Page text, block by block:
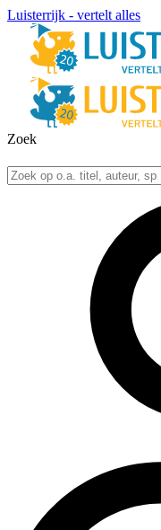
Luisterrijk - vertelt alles
Zoek